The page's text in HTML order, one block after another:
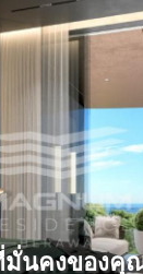
มั่นคงของคุ